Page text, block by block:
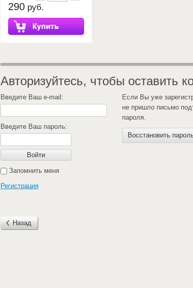
290 руб.
Авторизуйтесь, чтобы оставить
Введите Ваш e-mail:
Введите Ваш пароль:
Войти
Запомнить меня
Регистрация
Если Вы уже
не пришло письмо
пароля.
Восстановить
Назад